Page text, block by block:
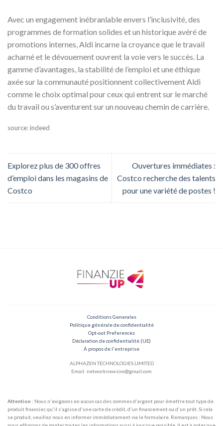
Avec un engagement inébranlable envers l’inclusivité, des
programmes de formation solides et un historique avéré de
promotions internes, Aldi incarne la croyance que le travail
acharné et le dévouement ouvrent la voie vers le succès. La
gamme d’avantages, la stabilité de l’emploi et une éthique
axée sur la communauté positionnent collectivement Aldi
comme le choix optimal pour ceux qui entrent sur le marché
du travail ou s’aventurent sur un nouveau chemin de carrière.
source: indeed
Explorez plus de 300 offres
d’emploi dans les magasins de
Costco
Ouvertures immédiates :
Costco recherche des talents
pour une variété de postes !
Conditions Generales
Politique générale de confidentialité
Opt-out Preferences
Déclaration de confidentialité (UE)
À propos de l'entreprise
ALPHAZEN TECHNOLOGIES LIMITED
Email: networknewsinc@gmail.com
Attention : Nous n'exigeons en aucun cas des sommes d'argent pour émettre tout type de
produit financier, qu'il s'agisse d'une carte de crédit, d'un financement ou d'un prêt. Si cela
se produit, veuillez nous en informer immédiatement via le formulaire. Remarques : Nous